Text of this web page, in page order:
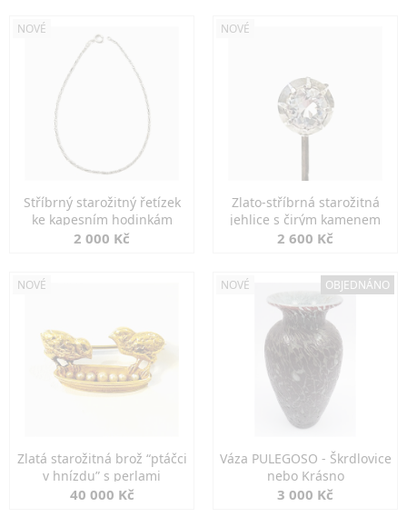
NOVÉ
Stříbrný starožitný řetízek
ke kapesním hodinkám
2 000 Kč
NOVÉ
Zlato-stříbrná starožitná
jehlice s čirým kamenem
2 600 Kč
NOVÉ
Zlatá starožitná brož “ptáčci
v hnízdu” s perlami
40 000 Kč
NOVÉ OBJEDNÁNO
Váza PULEGOSO - Škrdlovice
nebo Krásno
3 000 Kč